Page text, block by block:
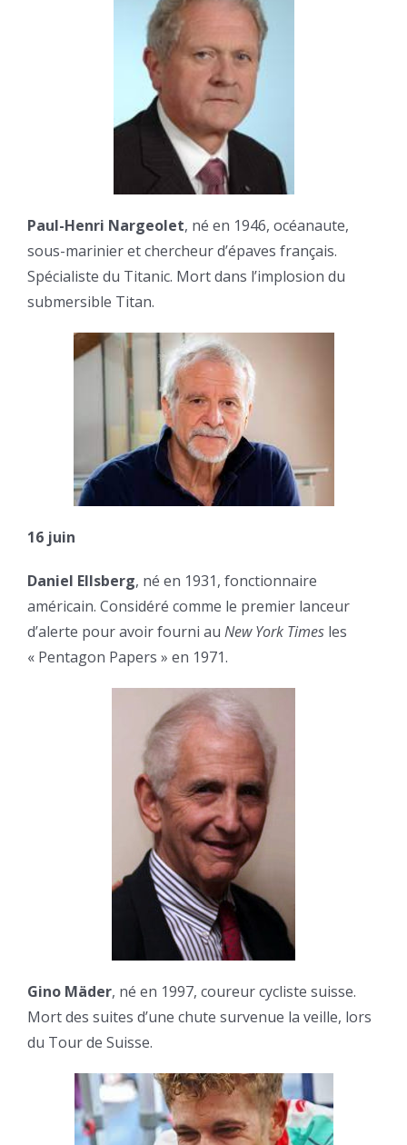
Paul-Henri Nargeolet, né en 1946, océanaute,
sous-marinier et chercheur d’épaves français.
Spécialiste du Titanic. Mort dans l’implosion du
submersible Titan.
16 juin
Daniel Ellsberg, né en 1931, fonctionnaire
américain. Considéré comme le premier lanceur
d’alerte pour avoir fourni au New York Times les
« Pentagon Papers » en 1971.
Gino Mäder, né en 1997, coureur cycliste suisse.
Mort des suites d’une chute survenue la veille, lors
du Tour de Suisse.